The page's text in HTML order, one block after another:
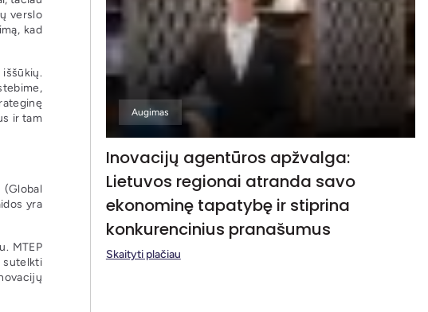
verslo
kad
iššūkių.
ir tam
yra
MTEP
sutelkti
Augimas
Inovacijų agentūros apžvalga:
Lietuvos regionai atranda savo
ekonominę tapatybę ir stiprina
konkurencinius pranašumus
Skaityti plačiau